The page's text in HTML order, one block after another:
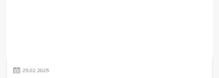
25.02.2025